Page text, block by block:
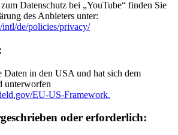
Datenschutz bei „YouTube“ finden Sie
des Anbieters unter:
de/policies/privacy/
Daten in den USA und hat sich dem
unterworfen
EU-US-Framework.
oder erforderlich: